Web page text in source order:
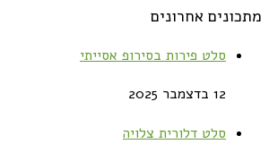
מתכונים אחרונים
סלט פירות בסירופ אסייתי
12 בדצמבר 2025
סלט דלורית צלויה